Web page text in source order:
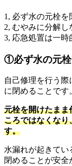
1, 必ず水の元栓を
2, むやみに分解し
3, 応急処置は一時
①必ず水の元栓
自己修理を行う
に閉めることです
元栓を開けたまま
ころではなくなり
す。
水漏れが起きてい
閉めることが安全